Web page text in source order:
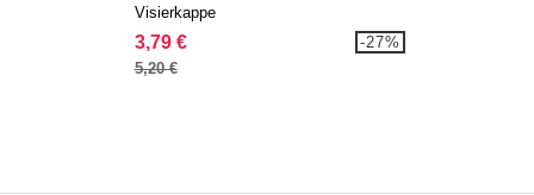
Visierkappe
3,79 €
5,20 €
-27%